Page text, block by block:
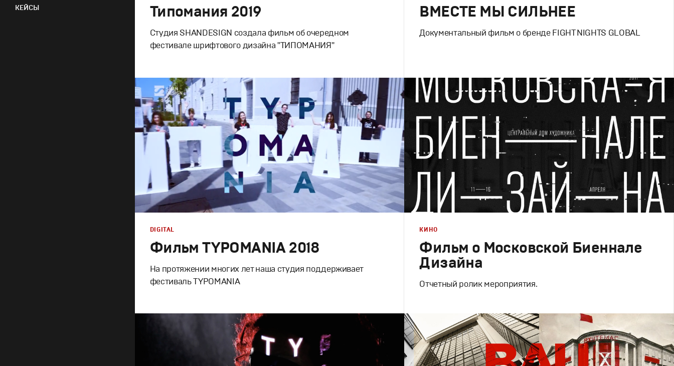
КЕЙСЫ Типомания 2019
Студия SHANDESIGN создала фильм об очередном
фестивале шрифтового дизайна "ТИПОМАНИЯ"
Дизайн ,Кино
Графический дизайн ,Документальное
ВМЕСТЕ МЫ СИЛЬНЕЕ
Документальный фильм о бренде FIGHT NIGHTS GLOBAL
Брендинг Кино
Спортивный брендинг,Cпортивное Документальное
Фильм TYPOMANIA 2018
На протяжении многих лет наша студия поддерживает
фестиваль TYPOMANIA
DIGITAL
Фильм о Московской Биеннале
Дизайна
Отчетный ролик мероприятия.
Дизайн Кино
Графический дизайн,Моушн-дизайн,Документальное
КИНО